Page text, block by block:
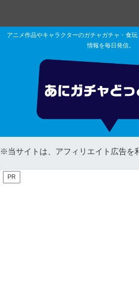
アニメ作品やキャラクターのガチャガチャ・食
情報を毎日発信。
※当サイトは、アフィリエイト広告を
PR